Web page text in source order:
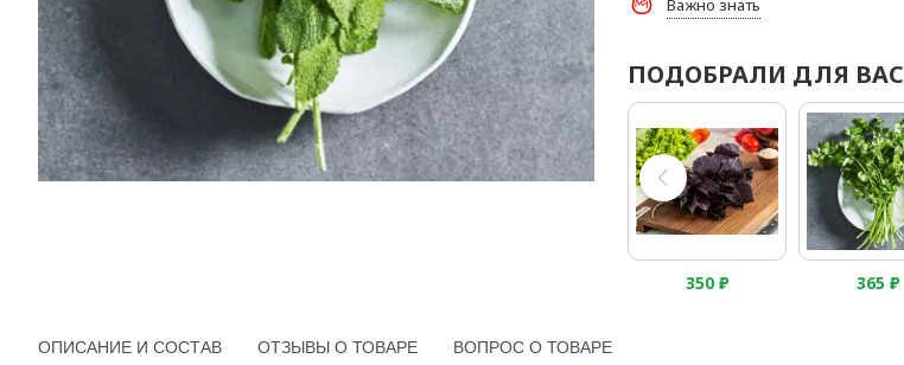
Важно знать
ПОДОБРАЛИ ДЛЯ ВАС
350 ₽ 365 ₽
ОПИСАНИЕ И СОСТАВ ОТЗЫВЫ О ТОВАРЕ ВОПРОС О ТОВАРЕ